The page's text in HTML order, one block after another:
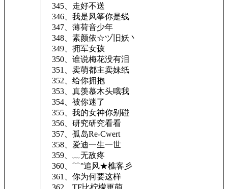
345、走好不送
346、我是风筝你是线
347、薄荷音少年
348、素颜依☆ヅ旧妖丶
349、拥军女孩
350、谁说梅花没有泪
351、卖萌都主卖妹纸
352、给你拥抱
353、真羡慕木头哦我
354、被你迷了
355、我的女神你别碰
356、研究研究看看
357、孤岛Re-Cwert
358、爱迪一生一世
359、﹏无敌疼
360、﹌°追风★樵客彡
361、你为何要这样
362、TF比柠檬更萌